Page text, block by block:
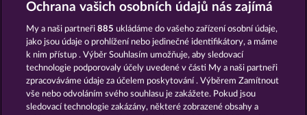
HRÁT ZDARMA
Beautiful Nature Simply The Best
Ochrana vašich osobních údajů nás zajímá
My a naši partneři885 ukládáme do vašeho zařízení osobní údaje,
jako jsou údaje o prohlížení nebo jedinečné identifikátory, a máme
k nim přístup . Výběr Souhlasím umožňuje, aby sledovací
technologie podporovaly účely uvedené v části My a naši partneři
zpracováváme údaje za účelem poskytování . Výběrem Zamítnout
vše nebo odvoláním svého souhlasu je zakážete. Pokud jsou
sledovací technologie zakázány, některé zobrazené obsahy a